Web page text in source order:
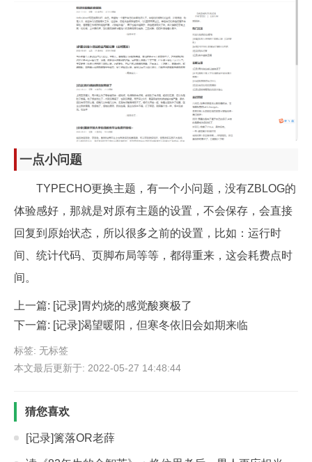
一点小问题
TYPECHO更换主题，有一个小问题，没有ZBLOG的
体验感好，那就是对原有主题的设置，不会保存，会直接
回复到原始状态，所以很多之前的设置，比如：运行时
间、统计代码、页脚布局等等，都得重来，这会耗费点时
间。
上一篇: [记录]胃灼烧的感觉酸爽极了
下一篇: [记录]渴望暖阳，但寒冬依旧会如期来临
标签: 无标签
本文最后更新于: 2022-05-27 14:48:44
猜您喜欢
[记录]篱落OR老薛